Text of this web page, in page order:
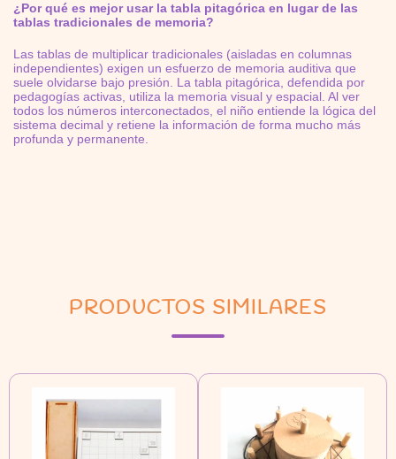
¿Por qué es mejor usar la tabla pitagórica en lugar de las
tablas tradicionales de memoria?
Las tablas de multiplicar tradicionales (aisladas en columnas
independientes) exigen un esfuerzo de memoria auditiva que
suele olvidarse bajo presión. La tabla pitagórica, defendida por
pedagogías activas, utiliza la memoria visual y espacial. Al ver
todos los números interconectados, el niño entiende la lógica del
sistema decimal y retiene la información de forma mucho más
profunda y permanente.
PRODUCTOS SIMILARES